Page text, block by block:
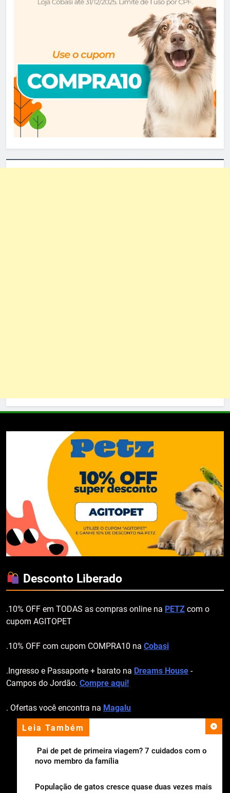
Leia Também
Pai de pet de primeira viagem? 7 cuidados com o
novo membro da família
População de gatos cresce quase duas vezes mais
Desconto Liberado
.10% OFF em TODAS as compras online na PETZ com o
cupom AGITOPET
.10% OFF com cupom COMPRA10 na Cobasi
.Ingresso e Passaporte + barato na Dreams House -
Campos do Jordão. Compre aqui!
. Ofertas você encontra na Magalu
apoio institucional